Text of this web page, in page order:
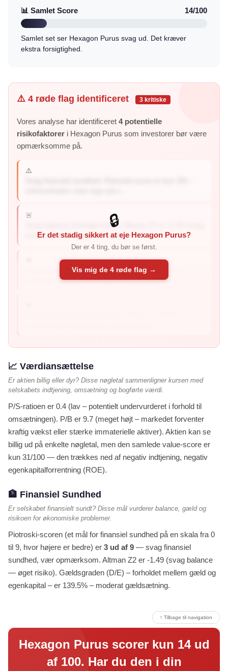
📊 Samlet Score 14/100
Samlet set ser Hexagon Purus svag ud. Det kræver
ekstra forsigtighed.
⚠️ 4 røde flag identificeret 3 kritiske
Vores analyse har identificeret 4 potentielle
risikofaktorer i Hexagon Purus som investorer bør være
opmærksomme på.
⚠️
🚨
Svag balance (forhøjet risiko): Altman Z2 er -1.49 (svag
balance er 1,1 og under) – balan...
Negativ profitmargin: Profitmarginen er -109.3% –
virksomheden taber penge på s...
🔒
Er det stadig sikkert at eje Hexagon Purus?
Der er 4 ting, du bør se først.
Vis mig de 4 røde flag →
📈 Værdiansættelse
Er aktien billig eller dyr? Disse nøgletal sammenligner kursen med
selskabets indtjening, omsætning og bogførte værdi.
P/S-ratioen er 0.4 (lav – potentielt undervurderet i forhold til
omsætningen). P/B er 9.7 (meget højt – markedet forventer
kraftig vækst eller stærke immaterielle aktiver). Aktien kan se
billig ud på enkelte nøgletal, men den samlede value-score er
kun 31/100 — den trækkes ned af negativ indtjening, negativ
egenkapitalforrentning (ROE).
🏦 Finansiel Sundhed
Er selskabet finansielt sundt? Disse mål vurderer balance, gæld og
risikoen for økonomiske problemer.
Piotroski-scoren (et mål for finansiel sundhed på en skala fra 0
til 9, hvor højere er bedre) er 3 ud af 9 — svag finansiel
sundhed, vær opmærksom. Altman Z2 er -1.49 (svag balance
— øget risiko). Gældsgraden (D/E) – forholdet mellem gæld og
egenkapital – er 139.5% – moderat gældsætning.
↑ Tilbage til navigation
Hexagon Purus scorer kun 14 ud
af 100. Har du den i din